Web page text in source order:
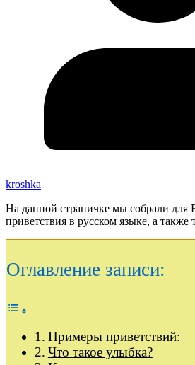
kroshka
На данной страничке мы собрали для
приветствия в русском языке, а также
Оглавление записи:
Примеры приветствий:
Что такое улыбка?